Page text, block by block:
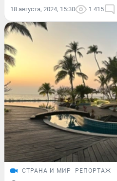
18 августа, 2024, 15:30 1 415
СТРАНА И МИР РЕПОРТАЖ